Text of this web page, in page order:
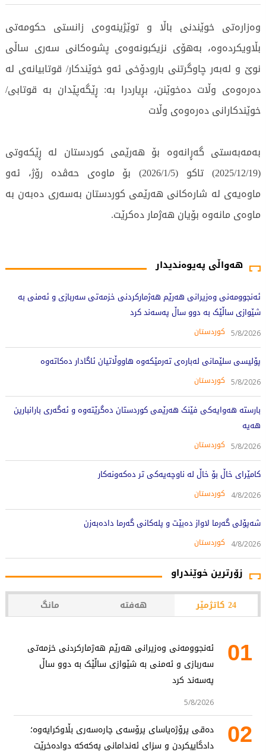
هەواڵی پەیوەندیدار
ئەنجوومەنی وەزیرانی هەرێم هەژمارکردنی خزمەتی سەربازی و ئەمنی بە
شێوازی ساڵێک بە دوو ساڵ پەسەند کرد
5/8/2026 کوردستان
پۆلیسی سلێمانی لەبارەی تەرمێکەوە هاووڵاتیان ئاگادار دەکاتەوە
5/8/2026 کوردستان
بارستە هەوایەکی فێنک هەرێمی کوردستان دەگرێتەوە و ئەگەری بارانبارین
هەیە
5/8/2026 کوردستان
کامێرای خاڵ بۆ خاڵ لە ناوچەیەکی تر دەکەونەکار
4/8/2026 کوردستان
شەپۆلی گەرما لاواز دەبێت و پلەکانی گەرما دادەبەزن
4/8/2026 کوردستان
وەزارەتی خوێندنی باڵا و توێژینەوەی زانستی حکومەتی
بڵاویکردەوە، بەهۆى نزیکبونەوەى پشوەکانى سەرى ساڵى
نوێ و لەبەر چاوگرتنى بارودۆخى ئەو خوێندکار/ قوتابیانەى لە
دەرەوەى وڵات دەخوێنن، بڕیاردرا بە: ڕێگەپێدان بە قوتابى/
خوێندکارانى دەرەوەی وڵات
بەمەبەستى گەڕانەوە بۆ هەرێمی کوردستان لە ڕێکەوتى
(2025/12/19) تاکو (2026/1/5) بۆ ماوەی حەڤدە رۆژ، ئەو
ماوەیەى لە شارەکانى هەرێمى کوردستان بەسەرى دەبەن بە
ماوەی مانەوە بۆیان هەژمار دەکرێت.
زۆرترین خوێندراو
24 کاتژمێر هەفتە مانگ
01
ئەنجوومەنی وەزیرانی هەرێم هەژمارکردنی خزمەتی
سەربازی و ئەمنی بە شێوازی ساڵێک بە دوو ساڵ
پەسەند کرد
5/8/2026
02
دەقی پرۆژەیاسای پرۆسەی چارەسەری بڵاوکرایەوە؛
دادگاییکردن و سزای ئەندامانی پەکەکە دوادەخرێت